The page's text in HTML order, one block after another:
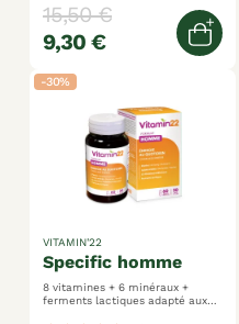
15,50 €
9,30 €
-30%
specific homme
VITAMIN'22
8 vitamines + 6 minéraux +
ferments lactiques adapté aux